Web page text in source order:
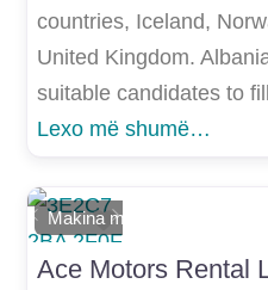
countries, Iceland,
United Kingdom.
suitable candidates to
Lexo më shumë…
Shtoje si të
Makina me qera
E mëparshme
Më Tej
Ace Motors Rental